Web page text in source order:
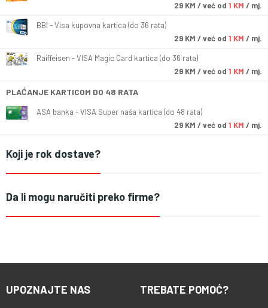
29 KM / već od 1 KM / mj.
BBI - Visa kupovna kartica (do 36 rata)
29 KM / već od 1 KM / mj.
Raiffeisen - VISA Magic Card kartica (do 36 rata)
29 KM / već od 1 KM / mj.
PLAĆANJE KARTICOM DO 48 RATA
ASA banka - VISA Super naša kartica (do 48 rata)
29 KM / već od 1 KM / mj.
Koji je rok dostave?
Da li mogu naručiti preko firme?
UPOZNAJTE NAS TREBATE POMOĆ?